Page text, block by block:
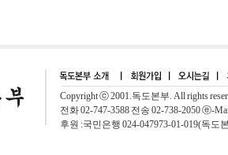
Copyright ⓒ 2001.독도본부. All rights
전화 02-747-3588 전송 02-738-2050 ⓔ-
후원 :국민은행 024-047973-01-019(독도